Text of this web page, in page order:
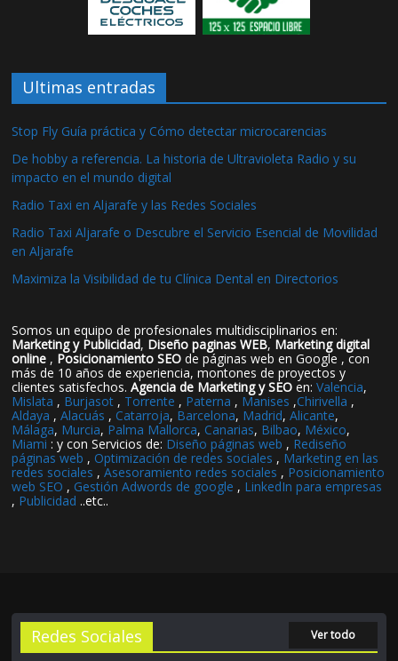
Ultimas entradas
Stop Fly Guía práctica y Cómo detectar microcarencias
De hobby a referencia. La historia de Ultravioleta Radio y su
impacto en el mundo digital
Radio Taxi en Aljarafe y las Redes Sociales
Radio Taxi Aljarafe o Descubre el Servicio Esencial de Movilidad
en Aljarafe
Maximiza la Visibilidad de tu Clínica Dental en Directorios
Somos un equipo de profesionales multidisciplinarios en:
Marketing y Publicidad, Diseño paginas WEB, Marketing digital
online , Posicionamiento SEO de páginas web en Google , con
más de 10 años de experiencia, montones de proyectos y
clientes satisfechos.Agencia de Marketing y SEO en:Valencia,
Mislata , Burjasot , Torrente , Paterna , Manises ,Chirivella ,
Aldaya ,Alacuás , Catarroja, Barcelona, Madrid,Alicante,
Málaga, Murcia, Palma Mallorca, Canarias, Bilbao, México,
Miami : y con Servicios de: Diseño páginas web , Rediseño
páginas web , Optimización de redes sociales , Marketing en las
redes sociales ,Asesoramiento redes sociales , Posicionamiento
web SEO , Gestión Adwords de google , LinkedIn para empresas
, Publicidad ..etc..
Redes Sociales Ver todo